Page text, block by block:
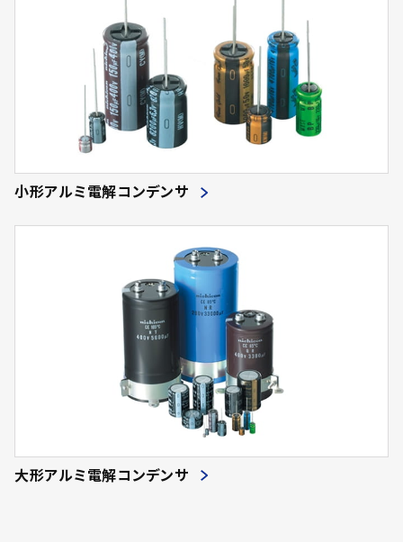
小形アルミ電解コンデンサ
大形アルミ電解コンデンサ